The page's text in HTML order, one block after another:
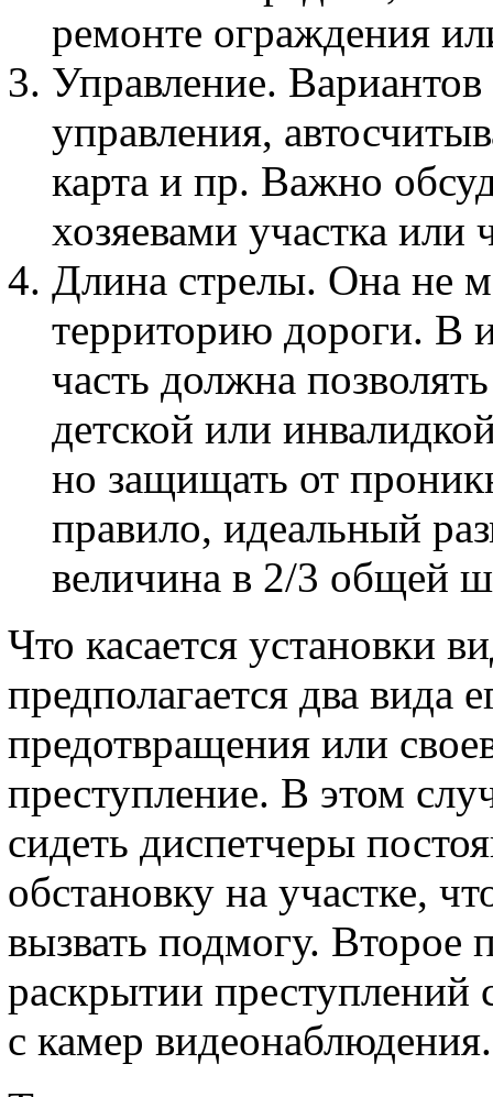
ремонте ограждения
Управление. Вариантов
управления,
карта и пр. Важно
хозяевами участка или
Длина стрелы. Она не
территорию дороги. В
часть должна
детской или
но защищать от
правило, идеальный
величина в 2/3 общей
Что касается установки
предполагается два вида
предотвращения или
преступление. В этом
сидеть диспетчеры
обстановку на участке,
вызвать подмогу. Второе
раскрытии
с камер видеонаблюдения.